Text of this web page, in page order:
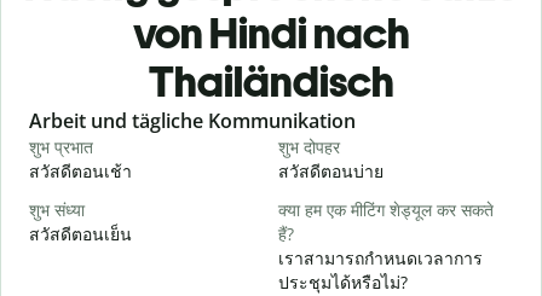
von Hindi nach
Thailändisch
Slide 1 of 6
Arbeit und tägliche Kommunikation
शुभ प्रभात
สวัสดีตอนเช้า
शुभ दोपहर
สวัสดีตอนบ่าย
शुभ संध्या
สวัสดีตอนเย็น
क्या हम एक मीटिंग शेड्यूल कर सकते
हैं?
เราสามารถกำหนดเวลาการ
ประชุมได้หรือไม่?